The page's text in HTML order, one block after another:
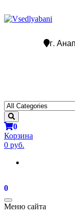
г.
0
Корзина
0 руб.
0
Toggle
navigation
Меню сайта